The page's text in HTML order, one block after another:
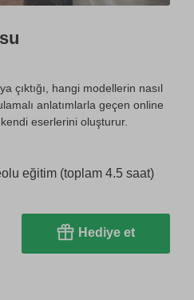
çıktığı, hangi modellerin nasıl
anlatımlarla geçen online
eserlerini oluşturur.
eğitim (toplam 4.5 saat)
Hediye et